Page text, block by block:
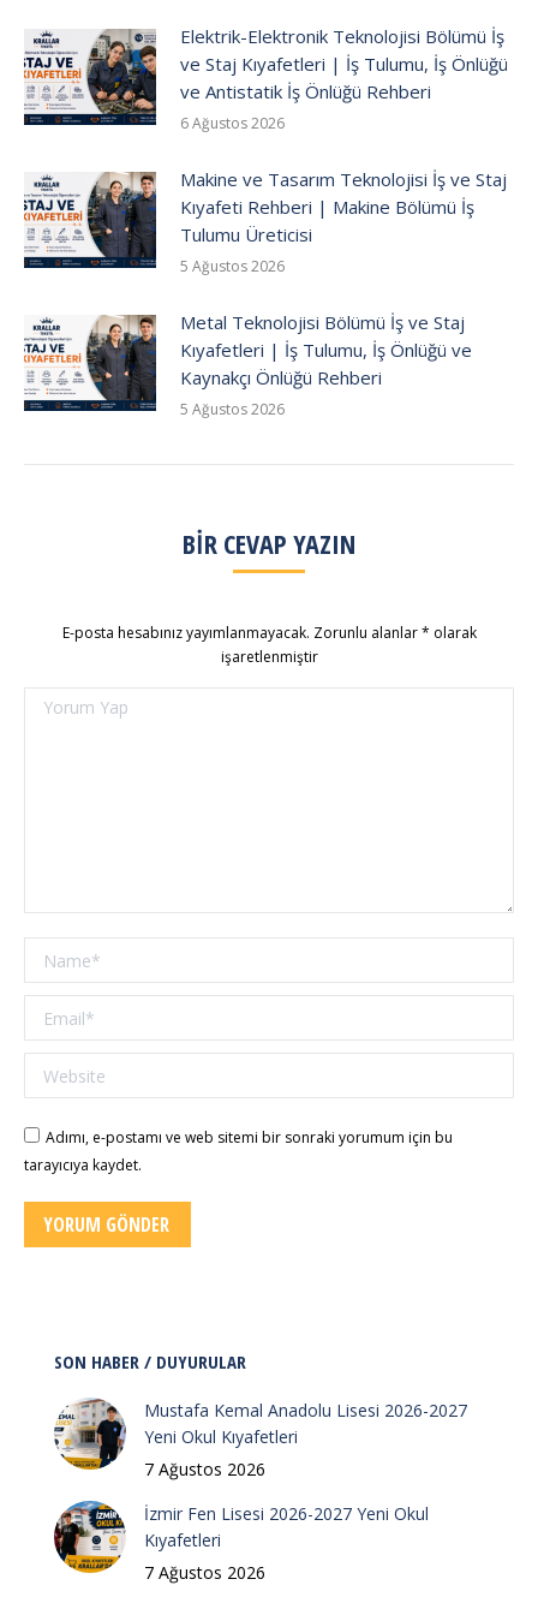
Elektrik-Elektronik Teknolojisi Bölümü İş
ve Staj Kıyafetleri | İş Tulumu, İş Önlüğü
ve Antistatik İş Önlüğü Rehberi
6 Ağustos 2026
Makine ve Tasarım Teknolojisi İş ve Staj
Kıyafeti Rehberi | Makine Bölümü İş
Tulumu Üreticisi
5 Ağustos 2026
Metal Teknolojisi Bölümü İş ve Staj
Kıyafetleri | İş Tulumu, İş Önlüğü ve
Kaynakçı Önlüğü Rehberi
5 Ağustos 2026
BIR CEVAP YAZIN
E-posta hesabınız yayımlanmayacak. Zorunlu alanlar* olarak
işaretlenmiştir
Yorum Yap
Name *
Email *
Website
Adımı, e-postamı ve web sitemi bir sonraki yorumum için bu
tarayıcıya kaydet.
YORUM GÖNDER
SON HABER / DUYURULAR
Mustafa Kemal Anadolu Lisesi 2026-2027
Yeni Okul Kıyafetleri
7 Ağustos 2026
İzmir Fen Lisesi 2026-2027 Yeni Okul
Kıyafetleri
7 Ağustos 2026